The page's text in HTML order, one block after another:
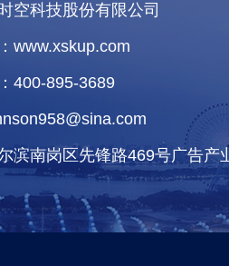
空科技股份有限公司
www.xskup.com
400-895-3689
滨南岗区先锋路469号广告产